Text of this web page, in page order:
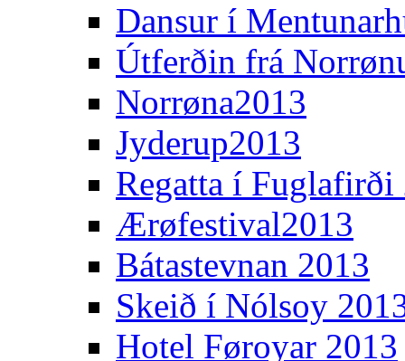
Dansur í
Útferðin frá
Norrøna2013
Jyderup2013
Regatta í Fuglafirði
Ærøfestival2013
Bátastevnan 2013
Skeið í Nólsoy
Hotel Føroyar 2013